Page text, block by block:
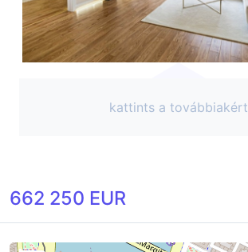
kattints a továbbiakért
662 250 EUR